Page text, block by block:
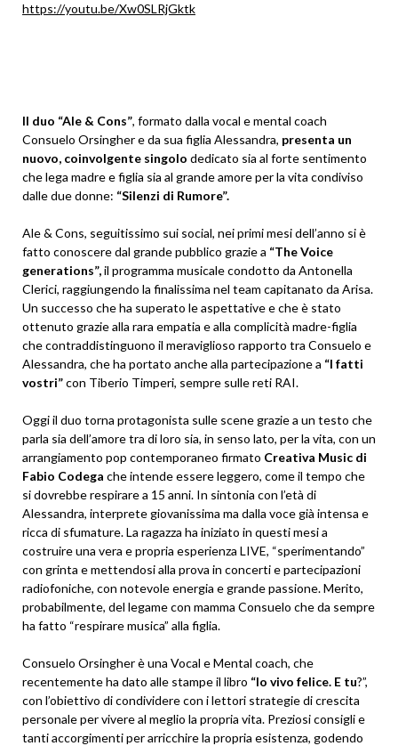
https://youtu.be/Xw0SLRjGktk
Il duo “Ale & Cons”, formato dalla vocal e mental coach
Consuelo Orsingher e da sua figlia Alessandra, presenta un
nuovo, coinvolgente singolo dedicato sia al forte sentimento
che lega madre e figlia sia al grande amore per la vita condiviso
dalle due donne: “Silenzi di Rumore”.
Ale & Cons, seguitissimo sui social, nei primi mesi dell’anno si è
fatto conoscere dal grande pubblico grazie a “The Voice
generations”,il programma musicale condotto da Antonella
Clerici, raggiungendo la finalissima nel team capitanato da Arisa.
Un successo che ha superato le aspettative e che è stato
ottenuto grazie alla rara empatia e alla complicità madre-figlia
che contraddistinguono il meraviglioso rapporto tra Consuelo e
Alessandra, che ha portato anche alla partecipazione a “I fatti
vostri”con Tiberio Timperi, sempre sulle reti RAI.
Oggi il duo torna protagonista sulle scene grazie a un testo che
parla sia dell’amore tra di loro sia, in senso lato, per la vita, con un
arrangiamento pop contemporaneo firmato Creativa Music di
Fabio Codega che intende essere leggero, come il tempo che
si dovrebbe respirare a 15 anni. In sintonia con l’età di
Alessandra, interprete giovanissima ma dalla voce già intensa e
ricca di sfumature. La ragazza ha iniziato in questi mesi a
costruire una vera e propria esperienza LIVE, “sperimentando”
con grinta e mettendosi alla prova in concerti e partecipazioni
radiofoniche, con notevole energia e grande passione. Merito,
probabilmente, del legame con mamma Consuelo che da sempre
ha fatto “respirare musica” alla figlia.
Consuelo Orsingher è una Vocal e Mental coach, che
recentemente ha dato alle stampe il libro “Io vivo felice. E tu?”,
con l’obiettivo di condividere con i lettori strategie di crescita
personale per vivere al meglio la propria vita. Preziosi consigli e
tanti accorgimenti per arricchire la propria esistenza, godendo